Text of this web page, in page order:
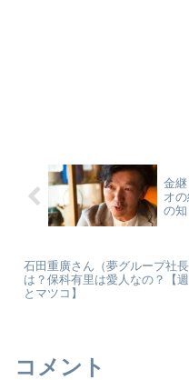
金
オ
の知
石田重廣さん（夢グループ社
は？保科有里は愛人なの？【
とマツコ】
コメント